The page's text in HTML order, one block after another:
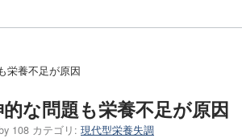
栄養不足が原因
な問題も栄養不足が原因
108 カテゴリ: 現代型栄養失調